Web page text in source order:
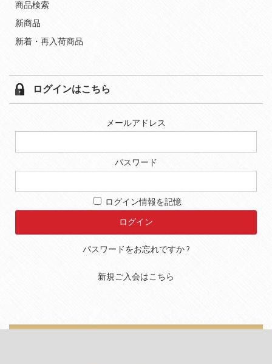
商品検索
新商品
新着・再入荷商品
ログインはこちら
メールアドレス
パスワード
ログイン情報を記憶
パスワードをお忘れですか ?
新規ご入会はこちら